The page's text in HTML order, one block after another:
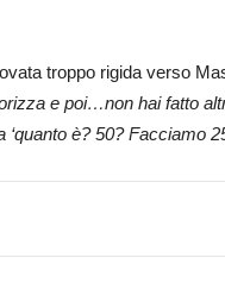
troppo rigida verso
e poi…non hai fatto
è? 50? Facciamo